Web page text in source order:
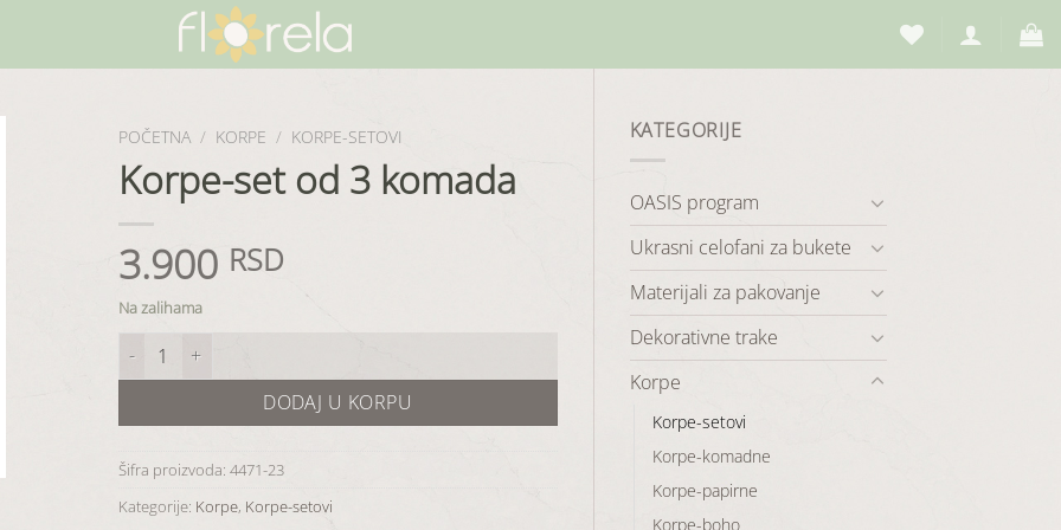
KATEGORIJE
OASIS program
Ukrasni celofani za bukete
Materijali za pakovanje
Dekorativne trake
Korpe
Korpe-setovi
Korpe-komadne
Korpe-papirne
Korpe-boho
POČETNA / KORPE / KORPE-SETOVI
Korpe-set od 3 komada
3.900 RSD
Na zalihama
Korpe-set od 3 komada količina
DODAJ U KORPU
Šifra proizvoda: 4471-23
Kategorije: Korpe, Korpe-setovi